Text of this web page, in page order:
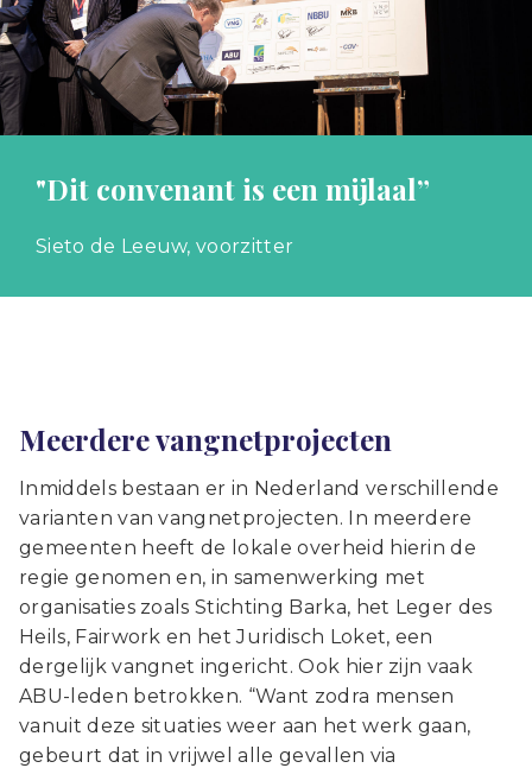
"Dit convenant is een mijlaal”
Sieto de Leeuw, voorzitter
Meerdere vangnetprojecten
Inmiddels bestaan er in Nederland verschillende
varianten van vangnetprojecten. In meerdere
gemeenten heeft de lokale overheid hierin de
regie genomen en, in samenwerking met
organisaties zoals Stichting Barka, het Leger des
Heils, Fairwork en het Juridisch Loket, een
dergelijk vangnet ingericht. Ook hier zijn vaak
ABU-leden betrokken. “Want zodra mensen
vanuit deze situaties weer aan het werk gaan,
gebeurt dat in vrijwel alle gevallen via